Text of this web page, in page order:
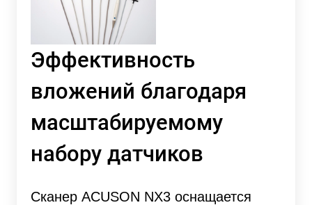
Эффективность
вложений благодаря
масштабируемому
набору датчиков
Сканер ACUSON NX3 оснащается